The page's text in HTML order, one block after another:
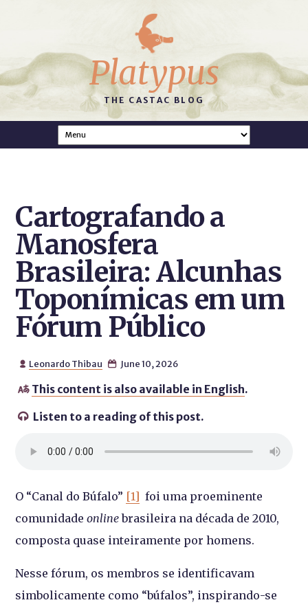
Platypus
THE CASTAC BLOG
Cartografando a
Manosfera
Brasileira: Alcunhas
Toponímicas em um
Fórum Público
 Leonardo Thibau  June 10, 2026
 This content is also available in English.
 Listen to a reading of this post.
O “Canal do Búfalo” [1] foi uma proeminente
comunidadeonlinebrasileira na década de 2010,
composta quase inteiramente por homens.
Nesse fórum, os membros se identificavam
simbolicamente como “búfalos”, inspirando-se